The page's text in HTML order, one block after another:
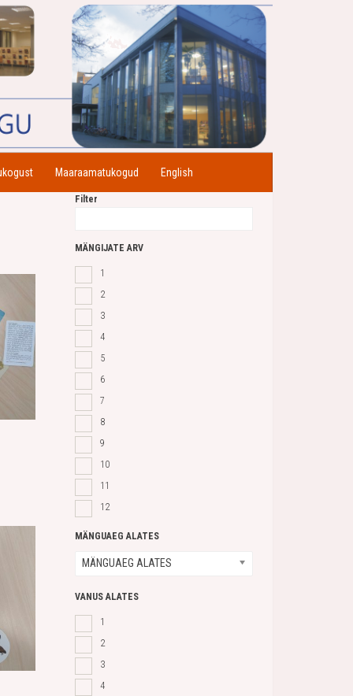
Maaraamatukogud English
Filter
MÄNGIJATE ARV
1
2
3
4
5
6
7
8
9
10
11
12
MÄNGUAEG ALATES
MÄNGUAEG ALATES
VANUS ALATES
1
2
3
4